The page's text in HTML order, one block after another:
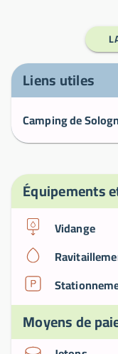
Liens utiles
Équipements
Vidange
Moyens de